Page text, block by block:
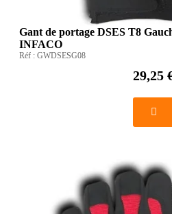
Gant de portage DSES T8
INFACO
Réf : GWDSESG08
29,25